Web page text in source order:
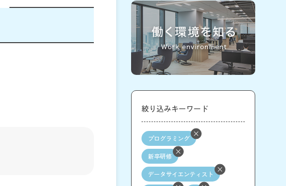
絞り込みキーワード
プログラミング
新卒研修
データサイエンティスト